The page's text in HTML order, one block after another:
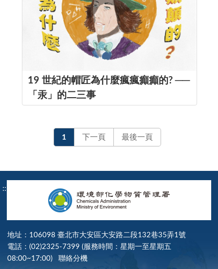
19 世紀的帽匠為什麼瘋瘋癲癲的? ──
「汞」的二三事
1 下一頁 最後一頁
:::
地址：106098 臺北市大安區大安路二段132巷35弄1號
電話：(02)2325-7399 (服務時間：星期一至星期五
08:00~17:00) 聯絡分機